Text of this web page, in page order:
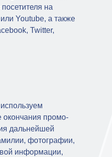
на
Youtube, а также
Twitter,
промо-
дальнейшей
фотографии,
информации,